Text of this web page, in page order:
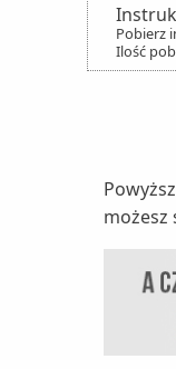
Pobierz
Ilość
możesz